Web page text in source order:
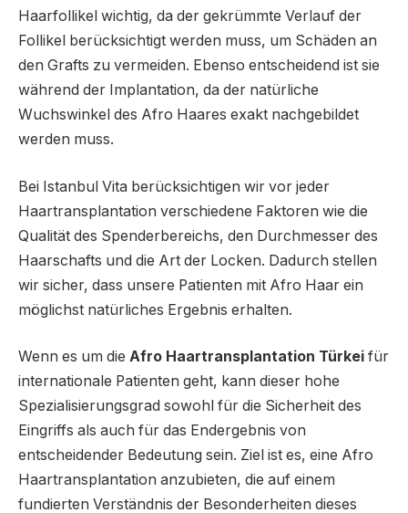
Haarfollikel wichtig, da der gekrümmte Verlauf der
Follikel berücksichtigt werden muss, um Schäden an
den Grafts zu vermeiden. Ebenso entscheidend ist sie
während der Implantation, da der natürliche
Wuchswinkel des Afro Haares exakt nachgebildet
werden muss.
Bei Istanbul Vita berücksichtigen wir vor jeder
Haartransplantation verschiedene Faktoren wie die
Qualität des Spenderbereichs, den Durchmesser des
Haarschafts und die Art der Locken. Dadurch stellen
wir sicher, dass unsere Patienten mit Afro Haar ein
möglichst natürliches Ergebnis erhalten.
Wenn es um die Afro Haartransplantation Türkei für
internationale Patienten geht, kann dieser hohe
Spezialisierungsgrad sowohl für die Sicherheit des
Eingriffs als auch für das Endergebnis von
entscheidender Bedeutung sein. Ziel ist es, eine Afro
Haartransplantation anzubieten, die auf einem
fundierten Verständnis der Besonderheiten dieses